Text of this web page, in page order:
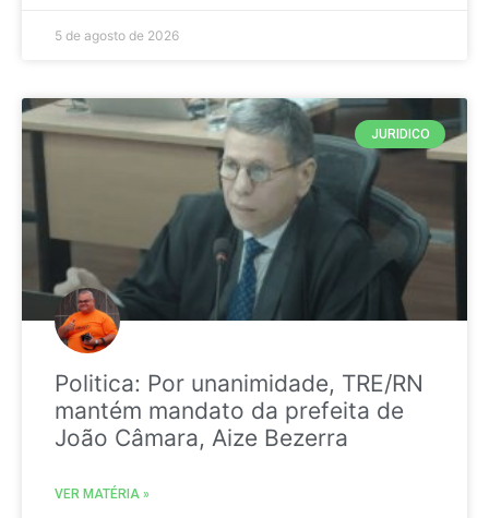
5 de agosto de 2026
JURIDICO
Politica: Por unanimidade, TRE/RN
mantém mandato da prefeita de
João Câmara, Aize Bezerra
VER MATÉRIA »